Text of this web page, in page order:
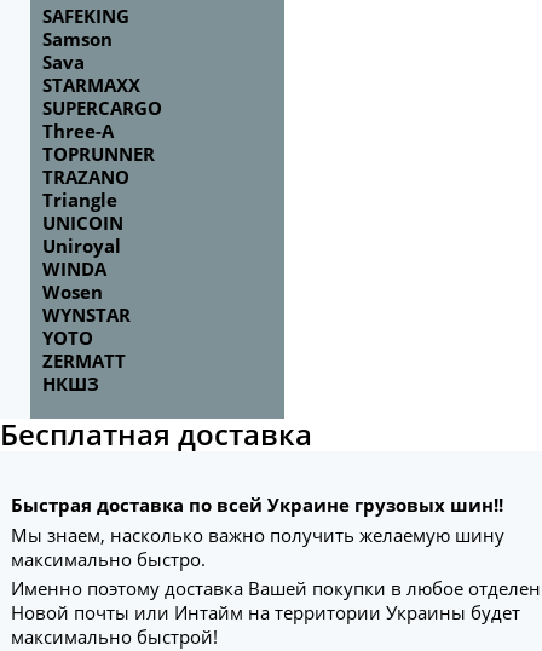
SAFEKING
Samson
Sava
STARMAXX
SUPERCARGO
Three-A
TOPRUNNER
TRAZANO
Triangle
UNICOIN
Uniroyal
WINDA
Wosen
WYNSTAR
YOTO
ZERMATT
НКШЗ
Бесплатная доставка
Быстрая доставка по всей Украине грузовых шин!!
Мы знаем, насколько важно получить желаемую шину
максимально быстро.
Именно поэтому доставка Вашей покупки в любое
Новой почты или Интайм на территории Украины будет
максимально быстрой!